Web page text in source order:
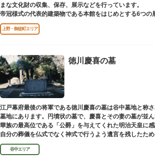
まな文化財の収集、保存、展示などを行っています。
帝冠様式の代表的建築物である本館をはじめとする6つの
からなり、89件の国宝を所蔵。常に貴重な文化財を公開し
ワークショップなどを実施しています。国宝や重要文化財
りながら、真の美術史を堪能し価値あるひと時を過ごし
吹き抜けのエントランスに大理石の大階段がある本館で
ドグラスなど格調高い内部装飾にも注目してみてください
方や時間が限られている方などに向け提案されたコース（
てものめぐり／仏像大好き）を参考にめぐるのも良いでし
敷地内にはレストランやミュージアムショップのほか緑
ごとの彩りを感じながらゆったりと散策するのもおすす
上野・御徒町エリア
徳川慶喜の墓
江戸幕府最後の将軍である徳川慶喜の墓は谷中墓地と称
墓地にあります。円墳状の墓で、慶喜とその妻の墓が並
華族の最高位である「公爵」を与えてくれた明治天皇に
自分の葬儀を仏式でなく神式で行うよう遺言を残したた
ような円墳が建てられました。
谷中エリア